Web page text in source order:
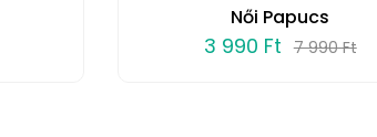
Női Papucs
3 990 Ft 7 990 Ft